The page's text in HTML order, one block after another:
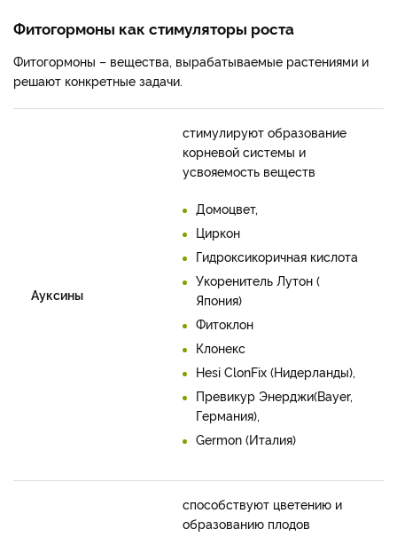
Фитогормоны как стимуляторы роста
Фитогормоны – вещества, вырабатываемые растениями и
решают конкретные задачи.
Ауксины
стимулируют образование
корневой системы и
усвояемость веществ
Домоцвет,
Циркон
Гидроксикоричная кислота
Укоренитель Лутон (
Япония)
Фитоклон
Клонекс
Hesi ClonFix (Нидерланды),
Превикур Энерджи(Bayer,
Германия),
Germon (Италия)
способствуют цветению и
образованию плодов